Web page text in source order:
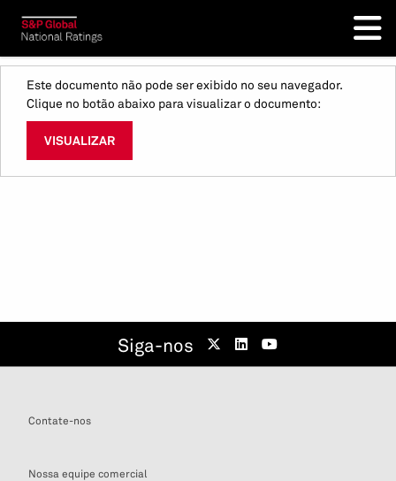
Este documento não pode ser exibido no seu navegador.
Clique no botão abaixo para visualizar o documento:
VISUALIZAR
Siga-nos
Contate-nos
Nossa equipe comercial